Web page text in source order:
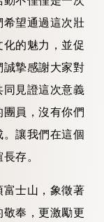
望通過這次壯
的魅力，並促
摯感謝大家對
同見證這次意義
員，沒有你們
讓我們在這個
存。
士山，象徵著
奉，更激勵更